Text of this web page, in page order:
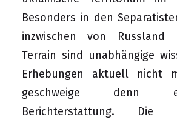
Besonders in den
inzwischen von Russland
Terrain sind unabhängige
Erhebungen aktuell nicht
geschweige denn
Berichterstattung. Die